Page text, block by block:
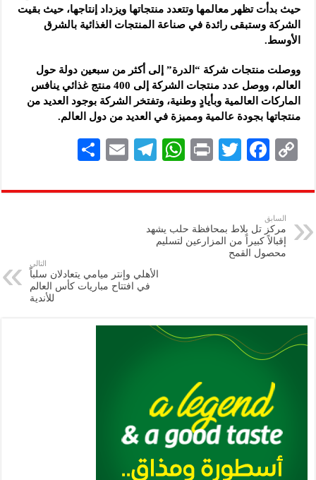
حيث بدأت تظهر معالمها وتتعدد منتجاتها ويزداد إنتاجها، حيث بقيت
الشركة وستبقى رائدة في صناعة المنتجات الغذائية بالشرق
الأوسط.
ووصلت منتجات شركة “الدرة” إلى أكثر من سبعين دولة حول
العالم، ووصل عدد منتجات الشركة إلى 400 منتج غذائي ينافس
الماركات العالمية وبأيادٍ وطنية، وتفتخر الشركة بوجود العديد من
منتجاتها بجودة عالمية ومميزة في العديد من دول العالم.
C
p
y
Li
n
F
eb
k
T
tt
P
nt
W
at
A
p
p
Te
gr
E
ai
ar
السابق
مركز تل بلاط بمحافظة حلب يشهد
إقبالاً كبيراً من المزارعين لتسليم
محصول القمح
التالي
الأهلي وإنتر ميامي يتعادلان سلباً
في افتتاح مباريات كأس العالم
للأندية